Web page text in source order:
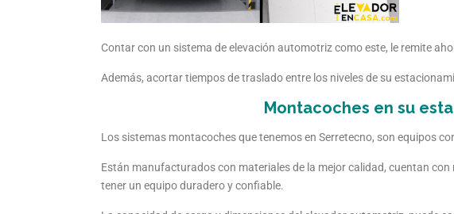
Contar con un sistema de elevación automotriz como este, le remite
Además, acortar tiempos de traslado entre los niveles de su
Montacoches en su
Los sistemas montacoches que tenemos en Serretecno, son equipos
Están manufacturados con materiales de la mejor calidad, cuentan
tener un equipo duradero y confiable.